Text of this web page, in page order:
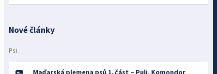
Nové články
Psi
Maďarská plemena psů 1. část – Puli, Komondor